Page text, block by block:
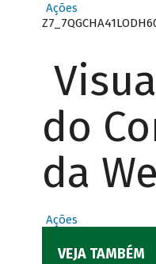
Ações
do
da
Ações
VEJA TAMBÉM